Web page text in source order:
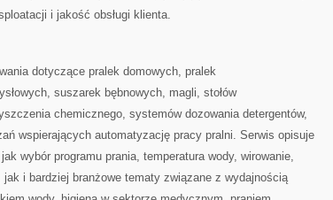
i jakość obsługi klienta.
dotyczące pralek domowych, pralek
suszarek bębnowych, magli, stołów
chemicznego, systemów dozowania detergentów,
wspierających automatyzację pracy pralni. Serwis opisuje
wybór programu prania, temperatura wody, wirowanie,
i bardziej branżowe tematy związane z wydajnością